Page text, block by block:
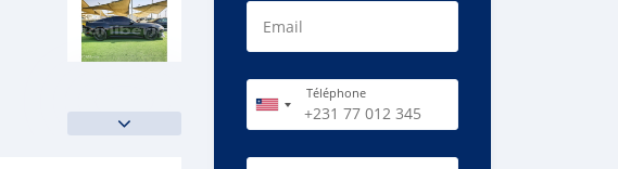
Email
Téléphone